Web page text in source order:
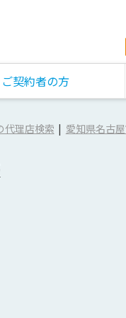
ご契約者の方
代理店検索 愛知県名古